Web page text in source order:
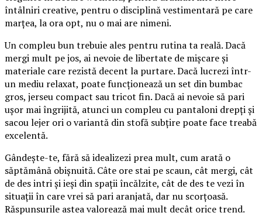
întâlniri creative, pentru o disciplină vestimentară pe care
marțea, la ora opt, nu o mai are nimeni.
Un compleu bun trebuie ales pentru rutina ta reală. Dacă
mergi mult pe jos, ai nevoie de libertate de mișcare și
materiale care rezistă decent la purtare. Dacă lucrezi într-
un mediu relaxat, poate funcționează un set din bumbac
gros, jerseu compact sau tricot fin. Dacă ai nevoie să pari
ușor mai îngrijită, atunci un compleu cu pantaloni drepți și
sacou lejer ori o variantă din stofă subțire poate face treabă
excelentă.
Gândește-te, fără să idealizezi prea mult, cum arată o
săptămână obișnuită. Câte ore stai pe scaun, cât mergi, cât
de des intri și ieși din spații încălzite, cât de des te vezi în
situații în care vrei să pari aranjată, dar nu scorțoasă.
Răspunsurile astea valorează mai mult decât orice trend.